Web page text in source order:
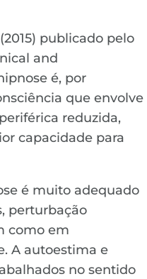
publicado pelo
and
é, por
que envolve
reduzida,
capacidade para
é muito adequado
perturbação
como em
A autoestima e
no sentido